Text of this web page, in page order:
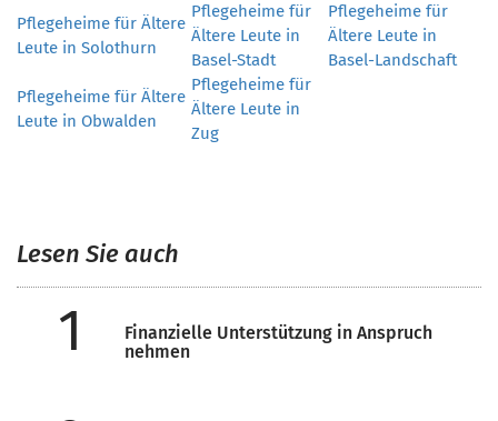
Pflegeheime für Ältere
Leute in Solothurn
Pflegeheime für
Ältere Leute in
Basel-Stadt
Pflegeheime für
Ältere Leute in
Basel-Landschaft
Pflegeheime für Ältere
Leute in Obwalden
Pflegeheime für
Ältere Leute in
Zug
Lesen Sie auch
1
Finanzielle Unterstützung in Anspruch
nehmen